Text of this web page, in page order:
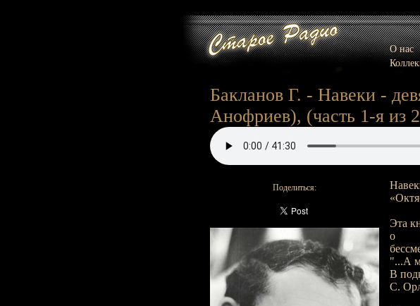
О нас
Бакланов Г. - Навеки -
Анофриев), (часть 1-я из
Поделиться:
Эта
о
"...А
В
С.